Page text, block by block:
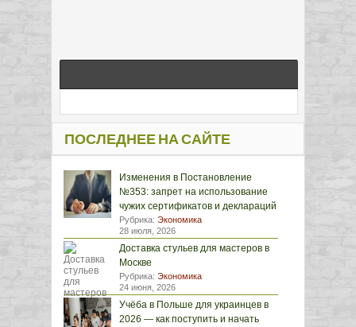
ПОСЛЕДНЕЕ НА САЙТЕ
Изменения в Постановление
№353: запрет на использование
чужих сертификатов и деклараций
Рубрика: Экономика
28 июля, 2026
Доставка стульев для мастеров в
Москве
Рубрика: Экономика
24 июня, 2026
Учёба в Польше для украинцев в
2026 — как поступить и начать